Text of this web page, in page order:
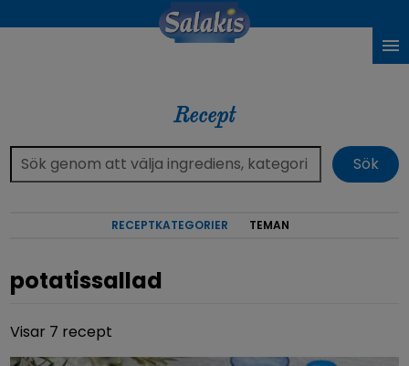
Recept
RECEPTKATEGORIER TEMAN
potatissallad
Visar 7 recept